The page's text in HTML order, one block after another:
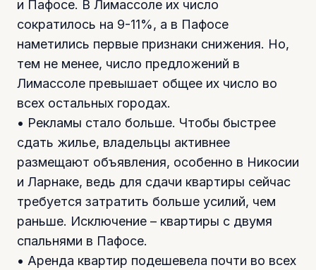
и Пафосе. В Лимассоле их число
сократилось на 9-11%, а в Пафосе
наметились первые признаки снижения. Но,
тем не менее, число предложений в
Лимассоле превышает общее их число во
всех остальных городах.
• Рекламы стало больше. Чтобы быстрее
сдать жилье, владельцы активнее
размещают объявления, особенно в Никосии
и Ларнаке, ведь для сдачи квартиры сейчас
требуется затратить больше усилий, чем
раньше. Исключение – квартиры с двумя
спальнями в Пафосе.
• Аренда квартир подешевела почти во всех